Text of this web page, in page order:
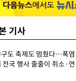
기사
도 축제도 멈췄다…폭염
전국 행사 줄줄이 취소·연